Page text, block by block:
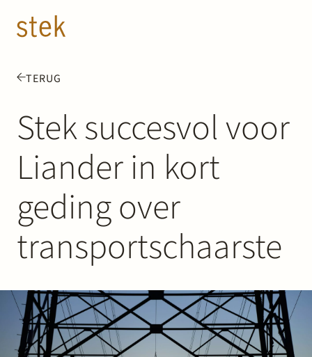
TERUG
Stek succesvol voor
Liander in kort
geding over
transportschaarste
Mensen
Expertise
Over ons
Track record
News & Insights
Contact
Werken bij Stek